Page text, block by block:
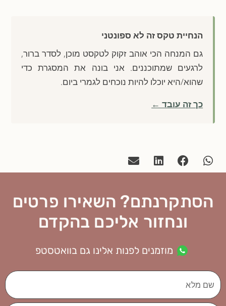
הנחיית טקס זה לא ספונטני
גם המנחה הכי אוהב זקוק לטקסט מוכן, לסדר ברור,
לרגעים שמתוכננים. אני בונה את המסגרת כדי
שהוא/היא יוכלו להיות נוכחים לגמרי ביום.
כך זה עובד ←
הסתקרנתם? השאירו פרטים
ונחזור אליכם בהקדם
מוזמנים לפנות אלינו גם בוואטסטפ
שם
מלא